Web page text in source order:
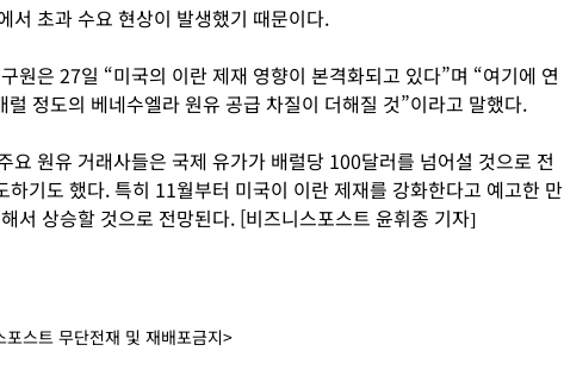
서 초과 수요 현상이 발생했기 때문이다.
원은 27일 “미국의 이란 제재 영향이 본격화되고 있다”며 “여기에 연
럴 정도의 베네수엘라 원유 공급 차질이 더해질 것”이라고 말했다.
요 원유 거래사들은 국제 유가가 배럴당 100달러를 넘어설 것으로 전
하기도 했다. 특히 11월부터 미국이 이란 제재를 강화한다고 예고한 만
서 상승할 것으로 전망된다. [비즈니스포스트 윤휘종 기자]
스트 무단전재 및 재배포금지>